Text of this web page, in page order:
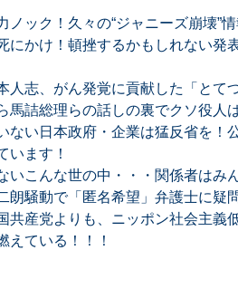
ノック！久々の“ジャニーズ崩壊”情
にかけ！頓挫するかもしれない発
人志、がん発覚に貢献した「とて
馬詰総理らの話しの裏でクソ役人
ない日本政府・企業は猛反省を
います！
いこんな世の中・・・関係者はみ
朗騒動で「匿名希望」弁護士に疑
産党よりも、ニッポン社会主義
えている！！！